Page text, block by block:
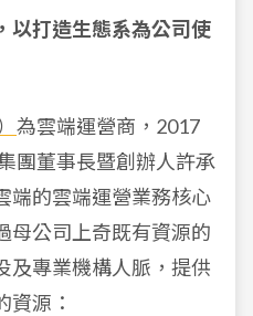
以打造生態系為公司使
為雲端運營商，2017
團董事長暨創辦人許承
端的雲端運營業務核心
母公司上奇既有資源的
及專業機構人脈，提供
資源：